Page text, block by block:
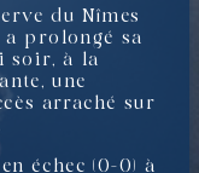
du Nîmes
a prolongé sa
soir, à la
une
arraché sur
échec (0-0) à